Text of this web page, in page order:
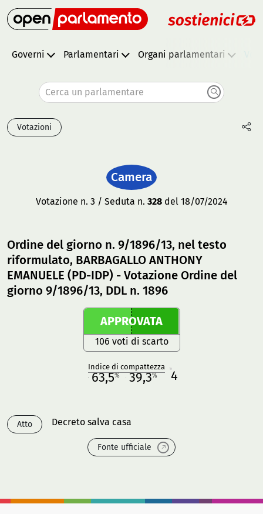
Governi Parlamentari Organi parlamentari
Cerca un parlamentare
Votazioni
Camera
Votazione n. 3 / Seduta n. 328del 18/07/2024
Ordine del giorno n. 9/1896/13, nel testo
riformulato, BARBAGALLO ANTHONY
EMANUELE (PD-IDP) - Votazione Ordine del
giorno 9/1896/13, DDL n. 1896
APPROVATA
106 voti di scarto
Indice di compattezza
63,5% 39,3% 4
Atto Decreto salva casa
Fonte ufficiale